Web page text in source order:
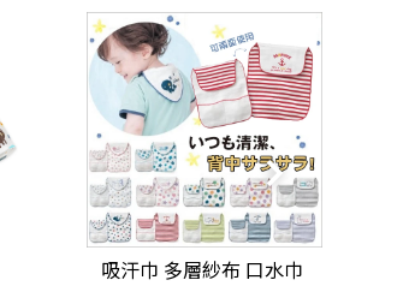
吸汗巾 多層紗布 口水巾